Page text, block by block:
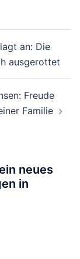
an: Die
ausgerottet
Freude
Familie
neues
in